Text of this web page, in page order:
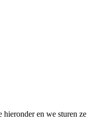
hieronder en we sturen ze